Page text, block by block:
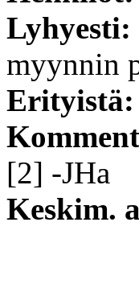
Lyhyesti:
myynnin
Erityistä:
[2] -JHa
Keskim.